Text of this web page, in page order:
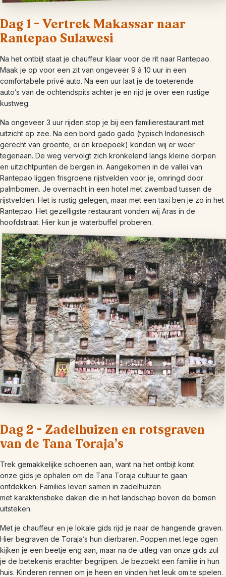
Dag 1 – Vertrek Makassar naar
Rantepao Sulawesi
Na het ontbijt staat je chauffeur klaar voor de rit naar Rantepao.
Maak je op voor een zit van ongeveer 9 à 10 uur in een
comfortabele privé auto. Na een uur laat je de toeterende
auto’s van de ochtendspits achter je en rijd je over een rustige
kustweg.
Na ongeveer 3 uur rijden stop je bij een familierestaurant met
uitzicht op zee. Na een bord gado gado (typisch Indonesisch
gerecht van groente, ei en kroepoek) konden wij er weer
tegenaan. De weg vervolgt zich kronkelend langs kleine dorpen
en uitzichtpunten de bergen in. Aangekomen in de vallei van
Rantepao liggen frisgroene rijstvelden voor je, omringd door
palmbomen. Je overnacht in een hotel met zwembad tussen de
rijstvelden. Het is rustig gelegen, maar met een taxi ben je zo in het
Rantepao. Het gezelligste restaurant vonden wij Aras in de
hoofdstraat. Hier kun je waterbuffel proberen.
Dag 2 – Zadelhuizen en rotsgraven
van de Tana Toraja’s
Trek gemakkelijke schoenen aan, want na het ontbijt komt
onze gids je ophalen om de Tana Toraja cultuur te gaan
ontdekken. Families leven samen in zadelhuizen
met karakteristieke daken die in het landschap boven de bomen
uitsteken.
Met je chauffeur en je lokale gids rijd je naar de hangende graven.
Hier begraven de Toraja’s hun dierbaren. Poppen met lege ogen
kijken je een beetje eng aan, maar na de uitleg van onze gids zul
je de betekenis erachter begrijpen. Je bezoekt een familie in hun
huis. Kinderen rennen om je heen en vinden het leuk om te spelen.